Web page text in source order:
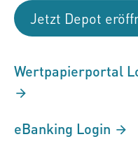
Jetzt Depot
Wertpapierportal
eBanking Login